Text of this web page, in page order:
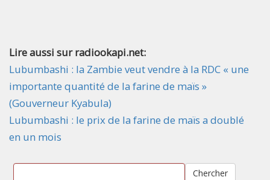
Lire aussi sur radiookapi.net:
Lubumbashi : la Zambie veut vendre à la RDC « une
importante quantité de la farine de maïs »
(Gouverneur Kyabula)
Lubumbashi : le prix de la farine de maïs a doublé
en un mois
Chercher